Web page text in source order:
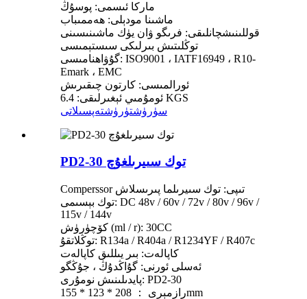
ماركا ئىسمى: پوسۇڭ
ماشىنا مودېلى: ھەممىباب
قوللىنىشچانلىقى: فرىگو ۋان يۈك ماشىنىسىنى
توڭلىتىش بىرلىكى سىستېمىسى
گۇۋاھنامىسى: ISO9001 ، IATF16949 ، R10-
Emark ، EMC
ئورالمىسى: كارتون چىقىرىش
ئومۇمىي ئېغىرلىقى: 6.4 KGS
سۈرۈشتۈرۈشتەپسىلاتى
PD2-30 توك سىيرىلغۇچ
Comperssor تىپى: توك سىيرىلما پىرىسلاش
توك بېسىمى: DC 48v / 60v / 72v / 80v / 96v /
115v / 144v
كۆچۈرۈش (ml / r): 30CC
توڭلاتقۇ: R134a / R404a / R1234YF / R407c
كاپالەت: بىر يىللىق كاپالەت
ئەسلى ئورنى: گۇاڭدۇڭ ، جۇڭگو
پايدىلىنىش نومۇرى: PD2-30
رازمېرى ： 208 * 123 * 155mm